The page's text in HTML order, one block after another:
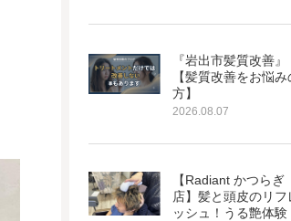
『岩出市髪質改善』
【髪質改善をお悩み
方】
2026.08.07
【Radiant かつらぎ
店】髪と頭皮のリフ
ッシュ！うる艶体験